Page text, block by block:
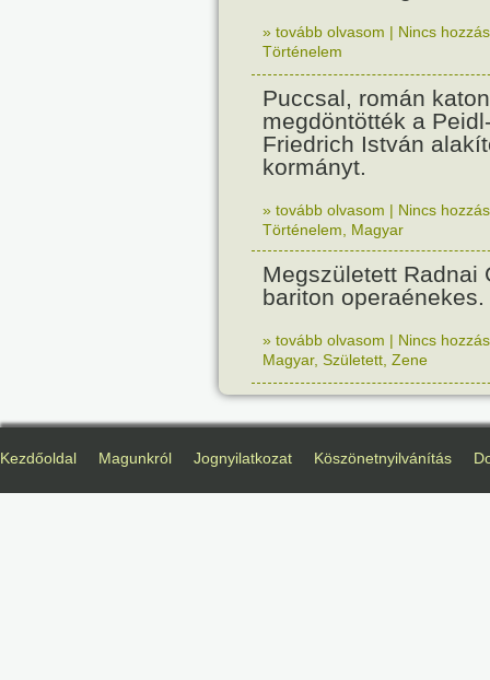
» tovább olvasom | Nincs
Történelem
Puccsal, román
megdöntötték a
Friedrich István
kormányt.
» tovább olvasom | Nincs
Történelem
Magyar
Megszületett Radnai
bariton operaénekes.
» tovább olvasom | Nincs
Magyar, Született Zene
Kezdőoldal Magunkról Jognyilatkozat Köszönetnyilvánítás